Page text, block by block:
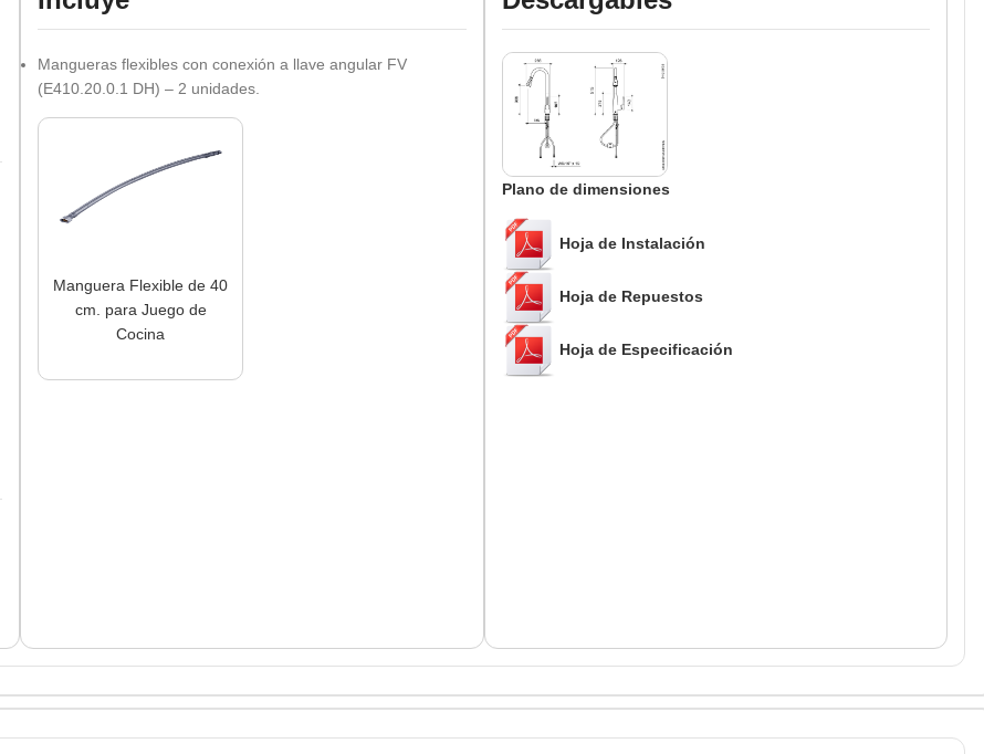
Mangueras flexibles con conexión a llave angular FV
(E410.20.0.1 DH) – 2 unidades.
Manguera Flexible de 40
cm. para Juego de
Cocina
Plano de dimensiones
Hoja de Instalación
Hoja de Repuestos
Hoja de Especificación